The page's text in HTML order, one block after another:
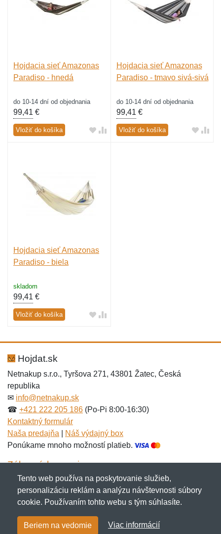
Hojdacia sieť Amazonas
Paradiso - hnedá
do 10-14 dní od objednania
99,41 €
Vložiť do košíka
Hojdacia sieť Amazonas
Paradiso - tmavo sivá-sivá
do 10-14 dní od objednania
99,41 €
Vložiť do košíka
Hojdacia sieť Amazonas
Paradiso - biela
skladom
99,41 €
Vložiť do košíka
Hojdat.sk
Netnakup s.r.o., Tyršova 271, 43801 Žatec, Česká
republika
✉ info@netnakup.sk
☎ +421 222 205 186 (Po-Pi 8:00-16:30)
Kontaktný formulár
Naša predajňa
Náš výdajný box
Ponúkame mnoho možností platieb.
Zákaznícky servis
Novinky emailom
Copyright © 2007-2026 (19 rokov s vami)Netnakup.sk
Tento web používa na poskytovanie služieb,
personalizáciu reklám a analýzu návštevnosti súbory
cookie. Používaním tohto webu s tým súhlasíte.
Beriem na vedomie Viac informácií